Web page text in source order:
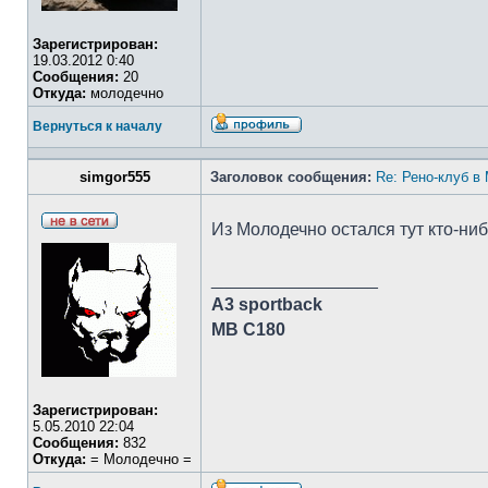
Зарегистрирован:
19.03.2012 0:40
Сообщения: 20
Откуда: молодечно
Вернуться к началу
simgor555 Заголовок сообщения: Re: Рено-клуб
Зарегистрирован:
5.05.2010 22:04
Сообщения: 832
Откуда: = Молодечно =
Из Молодечно остался тут кто-
A3 sportback
MB C180